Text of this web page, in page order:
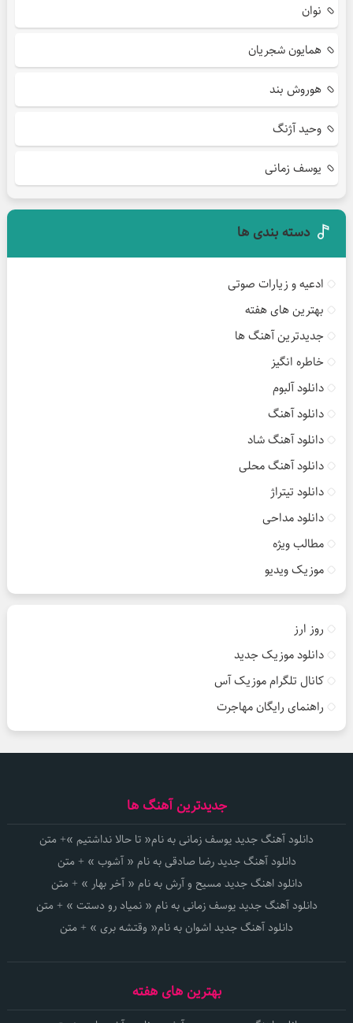
نوان
همایون شجریان
هوروش بند
وحید آژنگ
یوسف زمانی
دسته بندی ها
ادعیه و زیارات صوتی
بهترین های هفته
جدیدترین آهنگ ها
خاطره انگیز
دانلود آلبوم
دانلود آهنگ
دانلود آهنگ شاد
دانلود آهنگ محلی
دانلود تیتراژ
دانلود مداحی
مطالب ویژه
موزیک ویدیو
روز ارز
دانلود موزیک جدید
کانال تلگرام موزیک آس
راهنمای رایگان مهاجرت
جدیدترین آهنگ ها
دانلود آهنگ جدید یوسف زمانی به نام« تا حالا نداشتیم »+ متن
دانلود آهنگ جدید رضا صادقی به نام « آشوب » + متن
دانلود اهنگ جدید مسیح و آرش به نام « آخر بهار » + متن
دانلود آهنگ جدید یوسف زمانی به نام « نمیاد رو دستت » + متن
دانلود آهنگ جدید اشوان به نام« وقتشه بری » + متن
بهترین های هفته